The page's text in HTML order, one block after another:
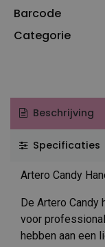
Barcode
Categorie
Beschrijving
Specificaties
Artero Candy
De Artero Candy
voor
hebben aan een